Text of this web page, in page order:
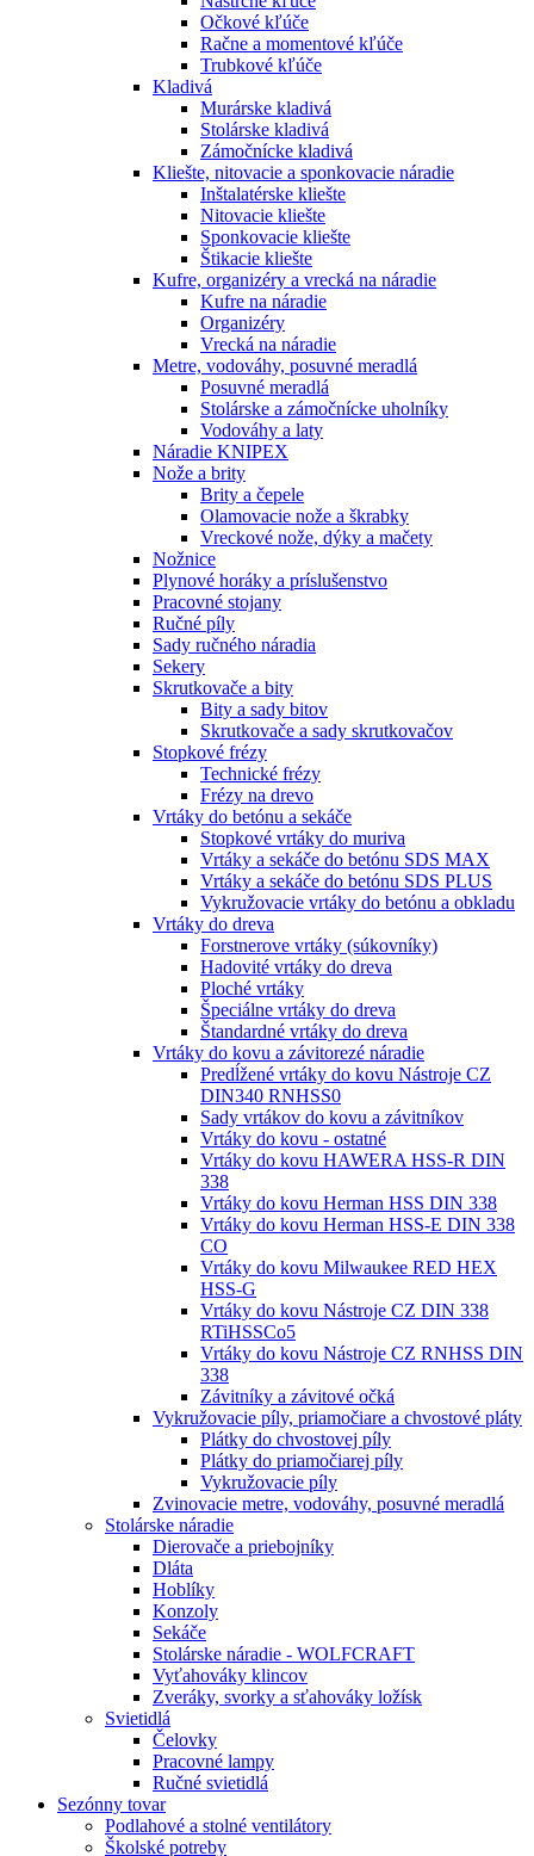
Očkové kľúče
Račne a momentové kľúče
Trubkové kľúče
Kladivá
Murárske kladivá
Stolárske kladivá
Zámočnícke kladivá
Kliešte, nitovacie a sponkovacie náradie
Inštalatérske kliešte
Nitovacie kliešte
Sponkovacie kliešte
Štikacie kliešte
Kufre, organizéry a vrecká na náradie
Kufre na náradie
Organizéry
Vrecká na náradie
Metre, vodováhy, posuvné meradlá
Posuvné meradlá
Stolárske a zámočnícke uholníky
Vodováhy a laty
Náradie KNIPEX
Nože a brity
Brity a čepele
Olamovacie nože a škrabky
Vreckové nože, dýky a mačety
Nožnice
Plynové horáky a príslušenstvo
Pracovné stojany
Ručné píly
Sady ručného náradia
Sekery
Skrutkovače a bity
Bity a sady bitov
Skrutkovače a sady skrutkovačov
Stopkové frézy
Technické frézy
Frézy na drevo
Vrtáky do betónu a sekáče
Stopkové vrtáky do muriva
Vrtáky a sekáče do betónu SDS MAX
Vrtáky a sekáče do betónu SDS PLUS
Vykružovacie vrtáky do betónu a obkladu
Vrtáky do dreva
Forstnerove vrtáky (súkovníky)
Hadovité vrtáky do dreva
Ploché vrtáky
Špeciálne vrtáky do dreva
Štandardné vrtáky do dreva
Vrtáky do kovu a závitorezé náradie
Predĺžené vrtáky do kovu Nástroje CZ
DIN340 RNHSS0
Sady vrtákov do kovu a závitníkov
Vrtáky do kovu - ostatné
Vrtáky do kovu HAWERA HSS-R DIN
338
Vrtáky do kovu Herman HSS DIN 338
Vrtáky do kovu Herman HSS-E DIN 338
CO
Vrtáky do kovu Milwaukee RED HEX
HSS-G
Vrtáky do kovu Nástroje CZ DIN 338
RTiHSSCo5
Vrtáky do kovu Nástroje CZ RNHSS DIN
338
Závitníky a závitové očká
Vykružovacie píly, priamočiare a chvostové pláty
Plátky do chvostovej píly
Plátky do priamočiarej píly
Vykružovacie píly
Zvinovacie metre, vodováhy, posuvné meradlá
Stolárske náradie
Dierovače a priebojníky
Dláta
Hoblíky
Konzoly
Sekáče
Stolárske náradie - WOLFCRAFT
Vyťahováky klincov
Zveráky, svorky a sťahováky ložísk
Svietidlá
Čelovky
Pracovné lampy
Ručné svietidlá
Sezónny tovar
Podlahové a stolné ventilátory
Školské potreby